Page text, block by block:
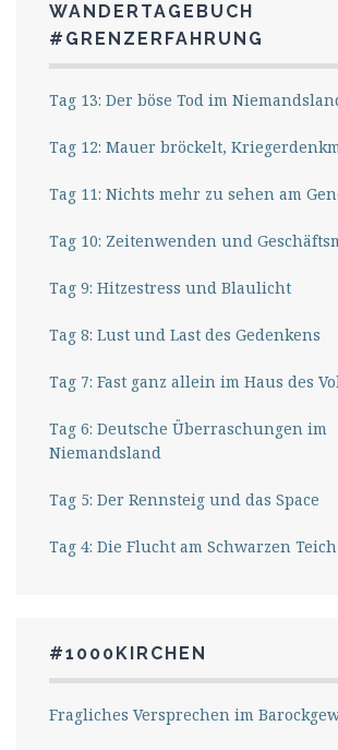
WANDERTAGEBUCH
#GRENZERFAHRUNG
Tag 13: Der böse Tod im
Tag 12: Mauer bröckelt,
Tag 11: Nichts mehr zu sehen am
Tag 10: Zeitenwenden und
Tag 9: Hitzestress und Blaulicht
Tag 8: Lust und Last des Gedenkens
Tag 7: Fast ganz allein im Haus des
Tag 6: Deutsche Überraschungen im
Niemandsland
Tag 5: Der Rennsteig und das Space
Tag 4: Die Flucht am Schwarzen Teich
#1000KIRCHEN
Fragliches Versprechen im